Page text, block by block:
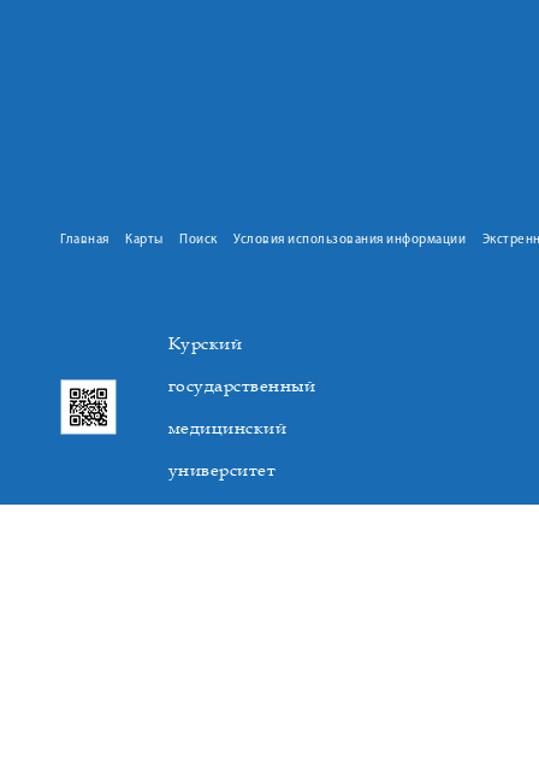
Главная Карты Поиск Условия использования информации
Курский
государственный
медицинский
университет